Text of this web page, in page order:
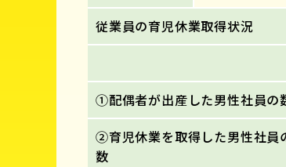
従業員の育児休業取得状況
①配偶者が出産した男性社員の
②育児休業を取得した男性社員
数